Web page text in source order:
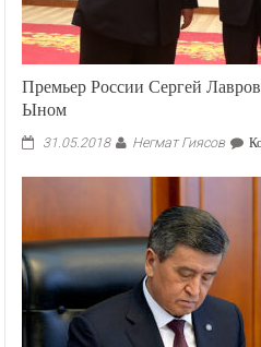
Премьер России Сергей
Ыном
31.05.2018 Негмат Гиясов